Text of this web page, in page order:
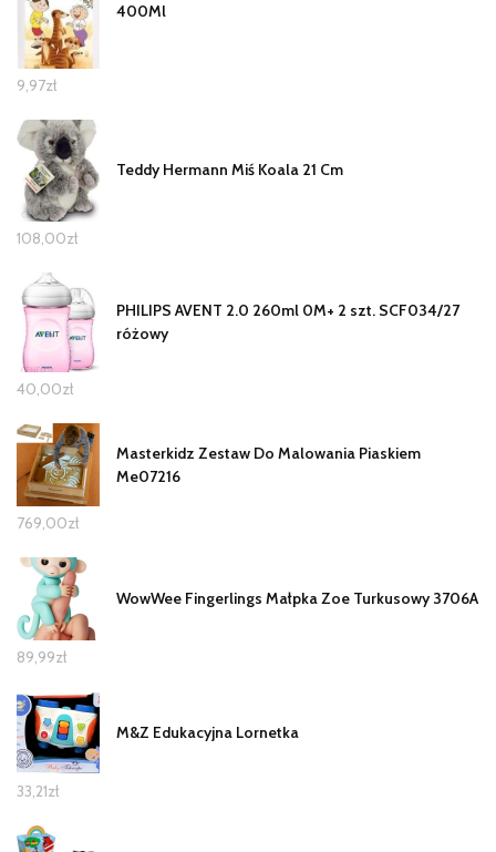
400Ml
9,97zł
Teddy Hermann Miś Koala 21 Cm
108,00zł
PHILIPS AVENT 2.0 260ml 0M+ 2 szt. SCF034/27
różowy
40,00zł
Masterkidz Zestaw Do Malowania Piaskiem
Me07216
769,00zł
WowWee Fingerlings Małpka Zoe Turkusowy 3706A
89,99zł
M&Z Edukacyjna Lornetka
33,21zł